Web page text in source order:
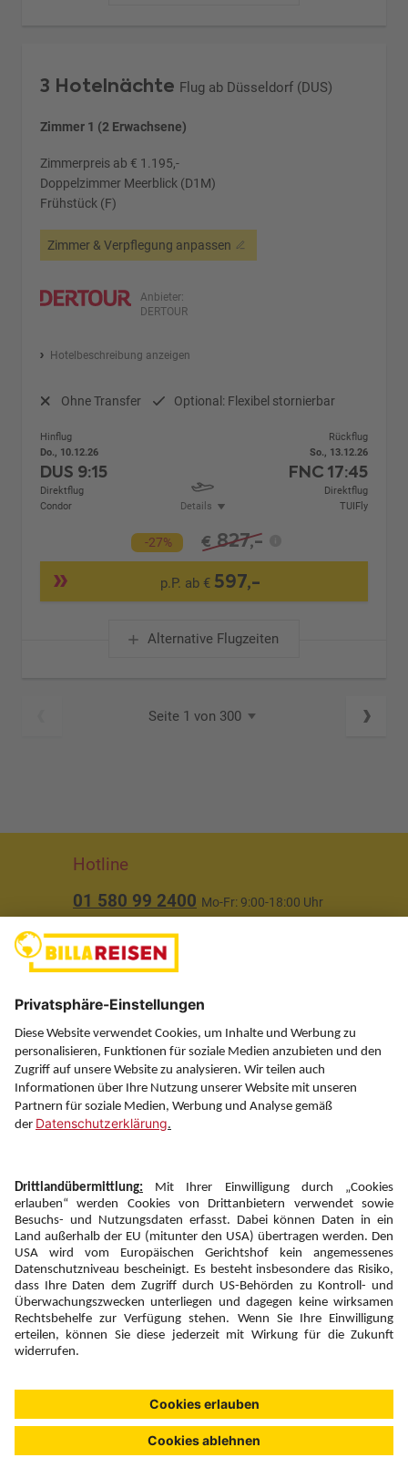
3 Hotelnächte Flug ab Düsseldorf (DUS)
Zimmer 1 (2 Erwachsene)
Zimmerpreis ab € 1.195,-
Doppelzimmer Meerblick (D1M)
Frühstück (F)
Zimmer & Verpflegung anpassen
Anbieter:
DERTOUR
Hotelbeschreibung anzeigen
Ohne Transfer Optional: Flexibel stornierbar
Hinflug
Do., 10.12.26
DUS 9:15
Direktflug
Condor
Details
Rückflug
So., 13.12.26
FNC 17:45
Direktflug
TUIFly
-27% € 827,-
p.P. ab € 597,-
Alternative Flugzeiten
Seite 1 von 300
Hotline
01 580 99 2400 Mo-Fr: 9:00-18:00 Uhr
Über uns
Service
Information
Folgen Sie uns auf
Newsletter:
Anmelden
Fairness und
Unsere Inhalte: Standards und
Meldung
Copyright © 2026 DERTOUR Austria GmbH